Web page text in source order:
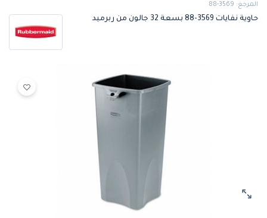
المرجع: 3569-88
حاوية نفايات 3569-88 بسعة 32 جالون من ربرميد